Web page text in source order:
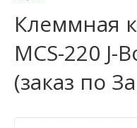
Клеммная
MCS-220 J-
(заказ по